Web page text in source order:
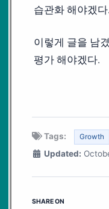
습관화 해야겠다.
이렇게 글을 남
평가 해야겠다.
Tags: Growth
Updated:
SHARE ON